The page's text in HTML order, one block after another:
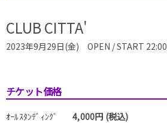
CLUB CITTA'
2023年9月29日(金) OPEN / START 22:00
チケット価格
ｵｰﾙｽﾀﾝﾃﾞｨﾝｸﾞ 4,000円 (税込)